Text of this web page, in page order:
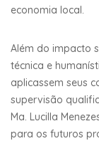
economia local.
Além do impacto
técnica e
aplicassem seus
supervisão
Ma. Lucilla
para os futuros